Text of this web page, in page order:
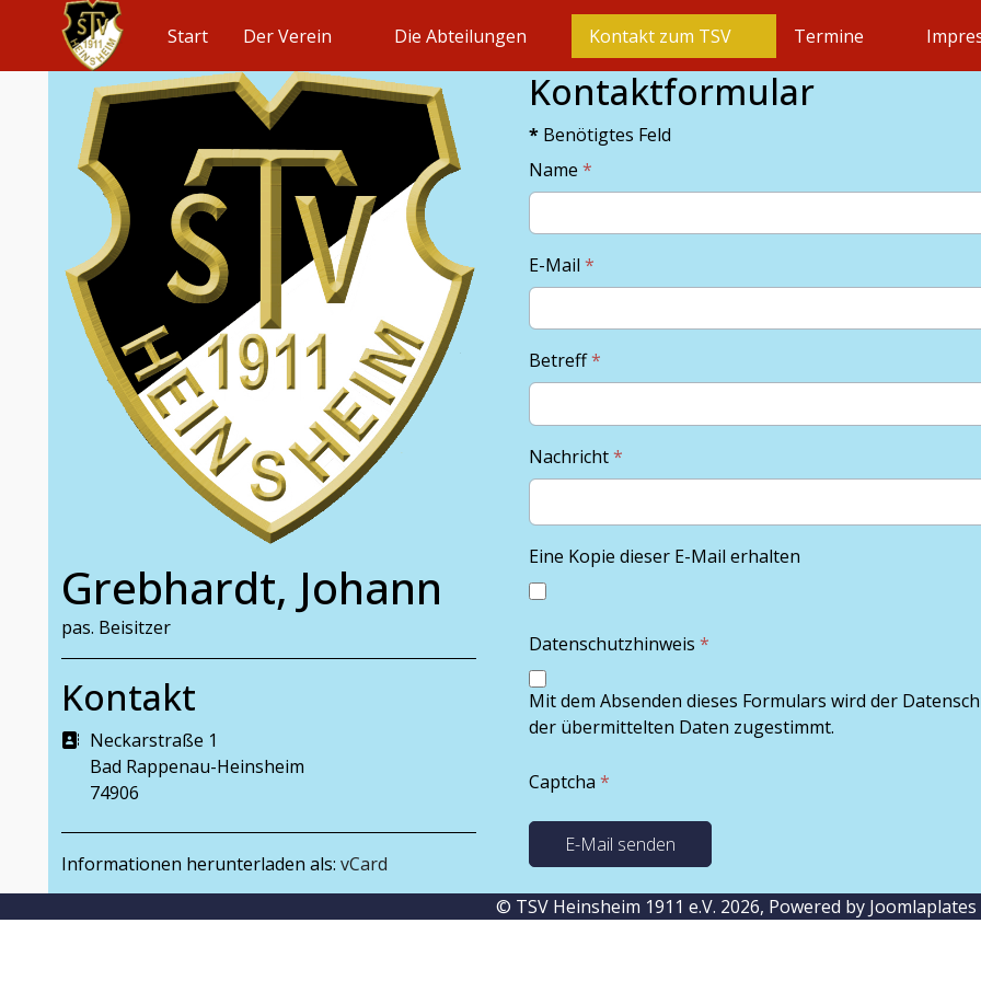
Start Der Verein Die Abteilungen Kontakt zum TSV Termine
Grebhardt, Johann
pas. Beisitzer
Kontakt
Adresse:
Neckarstraße 1
Bad Rappenau-Heinsheim
74906
Informationen herunterladen als: vCard
Kontaktformular
*Benötigtes Feld
Name *
E-Mail *
Betreff*
Nachricht*
Eine Kopie dieser E-Mail erhalten
Datenschutzhinweis *
Mit dem Absenden dieses Formulars wird der
der übermittelten Daten zugestimmt.
Captcha *
E-Mail senden
© TSV Heinsheim 1911 e.V. 2026, Powered by Joomlaplates